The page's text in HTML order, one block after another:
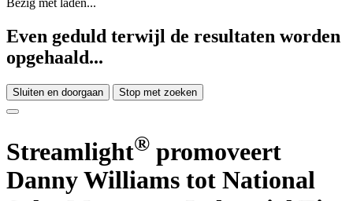
Bezig met laden...
Even geduld terwijl de resultaten worden
opgehaald...
Sluiten en doorgaan Stop met zoeken
Streamlight® promoveert
Danny Williams tot National